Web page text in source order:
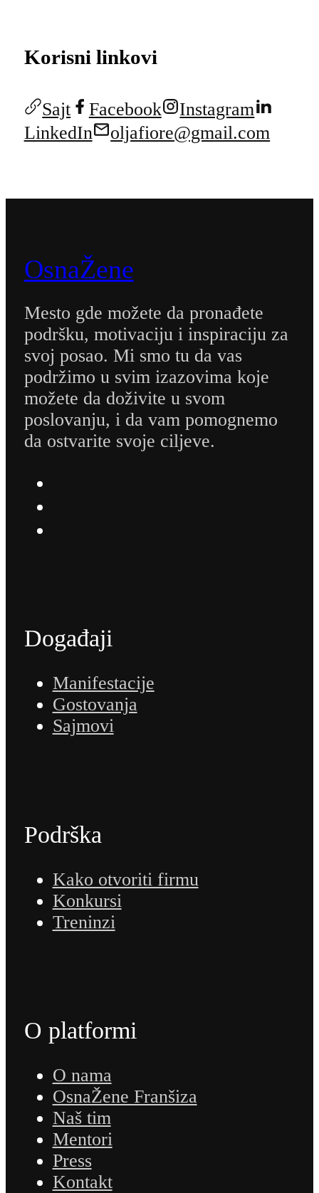
Korisni linkovi
Sajt Facebook
Instagram
LinkedIn
oljafiore@gmail.com
OsnaŽene
Mesto gde možete da pronađete
podršku, motivaciju i inspiraciju za
svoj posao. Mi smo tu da vas
podržimo u svim izazovima koje
možete da doživite u svom
poslovanju, i da vam pomognemo
da ostvarite svoje ciljeve.
Događaji
Manifestacije
Gostovanja
Sajmovi
Podrška
Kako otvoriti firmu
Konkursi
Treninzi
O platformi
O nama
OsnaŽene Franšiza
Naš tim
Mentori
Press
Kontakt